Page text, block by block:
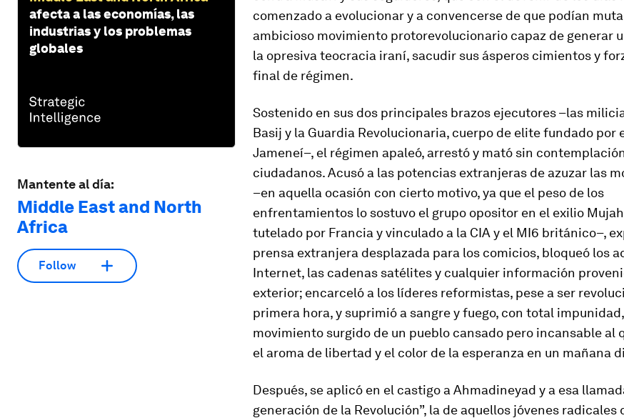
afecta a las economías, las
industrias y los problemas
globales
Mantente al día:
Middle East and North
Africa
Follow
comenzado a evolucionar y a convencerse de que podían
ambicioso movimiento protorevolucionario capaz de generar
la opresiva teocracia iraní, sacudir sus ásperos cimientos y
final de régimen.
Sostenido en sus dos principales brazos ejecutores –las
Basij y la Guardia Revolucionaria, cuerpo de elite fundado por
Jameneí–, el régimen apaleó, arrestó y mató sin
ciudadanos. Acusó a las potencias extranjeras de azuzar las
–en aquella ocasión con cierto motivo, ya que el peso de los
enfrentamientos lo sostuvo el grupo opositor en el exilio
tutelado por Francia y vinculado a la CIA y el MI6 británico–,
prensa extranjera desplazada para los comicios, bloqueó los
Internet, las cadenas satélites y cualquier información
exterior; encarceló a los líderes reformistas, pese a ser
primera hora, y suprimió a sangre y fuego, con total
movimiento surgido de un pueblo cansado pero incansable al
el aroma de libertad y el color de la esperanza en un mañana
Después, se aplicó en el castigo a Ahmadineyad y a esa
generación de la Revolución”, la de aquellos jóvenes radicales